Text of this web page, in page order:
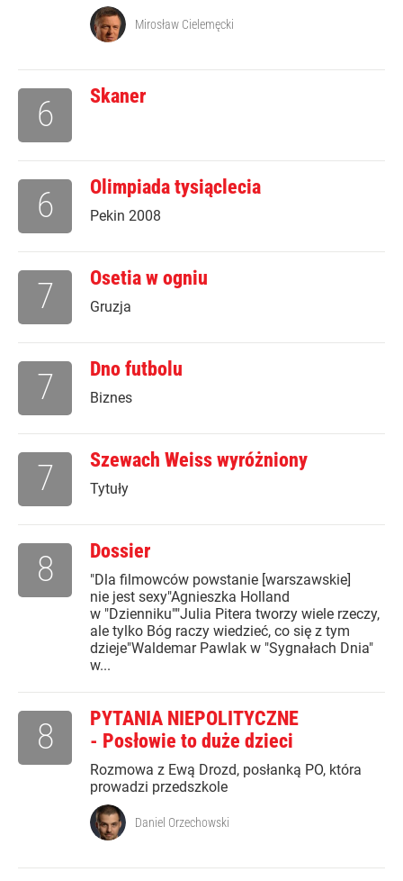
Mirosław Cielemęcki
Skaner
6
Olimpiada tysiąclecia
Pekin 2008
6
Osetia w ogniu
Gruzja
7
Dno futbolu
Biznes
7
Szewach Weiss wyróżniony
Tytuły
7
Dossier
"Dla filmowców powstanie [warszawskie]
nie jest sexy"Agnieszka Holland
w "Dzienniku""Julia Pitera tworzy wiele rzeczy,
ale tylko Bóg raczy wiedzieć, co się z tym
dzieje"Waldemar Pawlak w "Sygnałach Dnia"
w...
8
PYTANIA NIEPOLITYCZNE
- Posłowie to duże dzieci
Rozmowa z Ewą Drozd, posłanką PO, która
prowadzi przedszkole
8
Daniel Orzechowski